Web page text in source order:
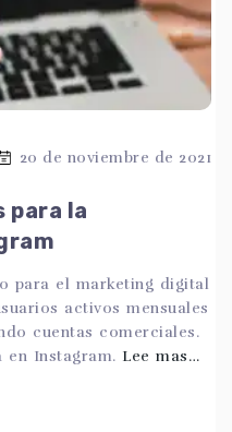
20 de noviembre de 2021
para la
para el marketing digital
activos mensuales
cuentas comerciales.
en Instagram. Lee mas…